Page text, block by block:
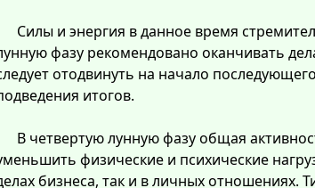
Силы и энергия в данное время
фазу рекомендовано оканчивать
отодвинуть на начало
итогов.
В четвертую лунную фазу общая
физические и психические
бизнеса, так и в личных отношениях.